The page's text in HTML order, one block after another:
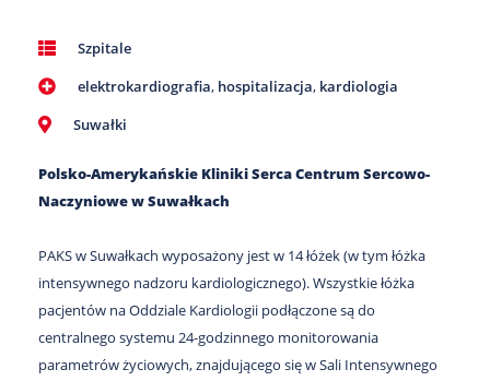
801
302
Szpitale
elektrokardiografia, hospitalizacja, kardiologia
Suwałki
Polsko-Amerykańskie Kliniki Serca Centrum Sercowo-
Naczyniowe w Suwałkach
PAKS w Suwałkach wyposażony jest w 14 łóżek (w tym łóżka
intensywnego nadzoru kardiologicznego). Wszystkie łóżka
pacjentów na Oddziale Kardiologii podłączone są do
centralnego systemu 24-godzinnego monitorowania
parametrów życiowych, znajdującego się w Sali Intensywnego